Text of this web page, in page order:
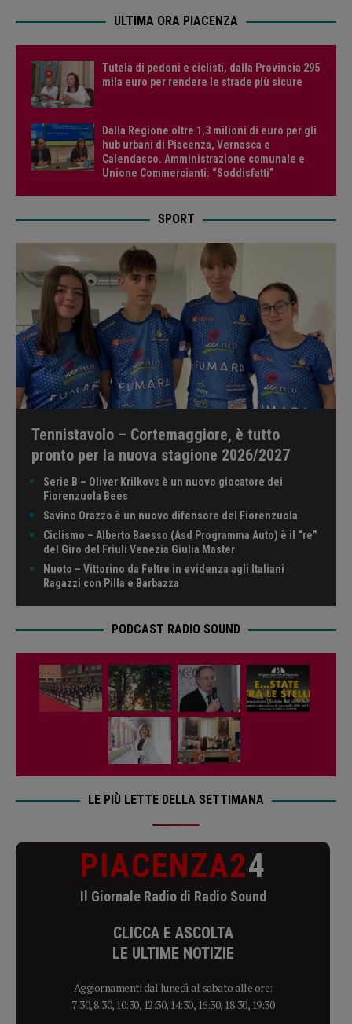
ULTIMA ORA PIACENZA
Tutela di pedoni e ciclisti, dalla Provincia 295
mila euro per rendere le strade più sicure
Dalla Regione oltre 1,3 milioni di euro per gli
hub urbani di Piacenza, Vernasca e
Calendasco. Amministrazione comunale e
Unione Commercianti: “Soddisfatti”
SPORT
Tennistavolo – Cortemaggiore, è tutto
pronto per la nuova stagione 2026/2027
Serie B – Oliver Krilkovs è un nuovo giocatore dei
Fiorenzuola Bees
Savino Orazzo è un nuovo difensore del Fiorenzuola
Ciclismo – Alberto Baesso (Asd Programma Auto) è il “re”
del Giro del Friuli Venezia Giulia Master
Nuoto – Vittorino da Feltre in evidenza agli Italiani
Ragazzi con Pilla e Barbazza
PODCAST RADIO SOUND
LE PIÙ LETTE DELLA SETTIMANA
PIACENZA24
Il Giornale Radio di Radio Sound
CLICCA E ASCOLTA
LE ULTIME NOTIZIE
Aggiornamenti dal lunedì al sabato alle ore:
7:30, 8:30, 10:30, 12:30, 14:30, 16:30, 18:30, 19:30